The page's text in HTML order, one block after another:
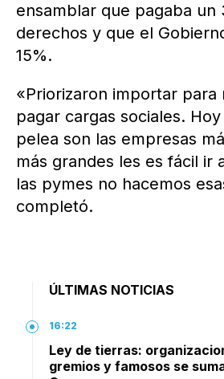
ensamblar que pagaba un
derechos y que el
15%.
«Priorizaron importar para
pagar cargas sociales.
pelea son las empresas
más grandes les es fácil ir
las pymes no hacemos
completó.
ÚLTIMAS NOTICIAS
16:22
Ley de tierras:
gremios y famosos se